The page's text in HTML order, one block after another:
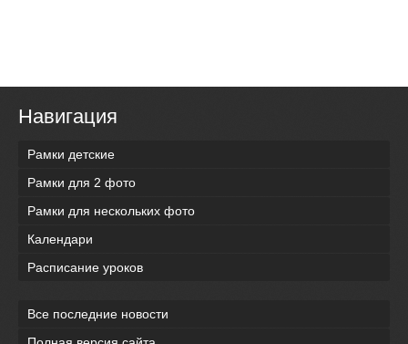
Навигация
Рамки детские
Рамки для 2 фото
Рамки для нескольких фото
Календари
Расписание уроков
Все последние новости